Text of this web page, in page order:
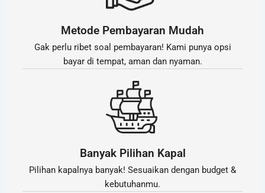
Metode Pembayaran Mudah
Gak perlu ribet soal pembayaran! Kami punya opsi
bayar di tempat, aman dan nyaman.
Banyak Pilihan Kapal
Pilihan kapalnya banyak! Sesuaikan dengan budget &
kebutuhanmu.